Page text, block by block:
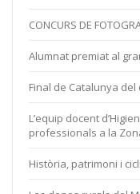
CONCURS DE
Alumnat premiat al
Final de Catalunya del
L’equip docent
professionals a la Zona
Història, patrimoni i